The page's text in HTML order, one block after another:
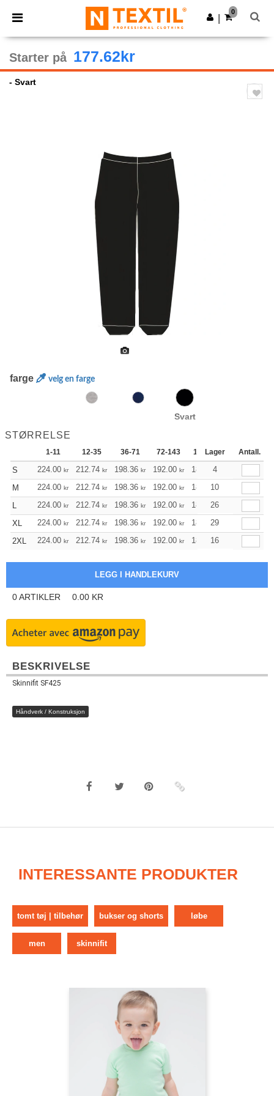
× Ntextil-app
Bedre priser i appen!
Last ned app
0
Starter på 177.62kr
- Svart
farge velg en farge
Svart
STØRRELSE
1-11 12-35 36-71 72-143 144-287 288 +
Lager Antall.
S 224.00 kr 212.74 kr 198.36 kr 192.00 kr 182.414
M
224.00 kr 212.74 kr 198.36 kr 192.00 kr 182.41 kr
10
L
224.00 kr 212.74 kr 198.36 kr 192.00 kr 182.41 kr
26
XL
224.00 kr 212.74 kr 198.36 kr 192.00 kr 182.41 kr
29
2XL
224.00 kr 212.74 kr 198.36 kr 192.00 kr 182.41 kr
16
0ARTIKLER 0.00 KR
BESKRIVELSE
Skinnifit SF425
Håndverk / Konstruksjon
INTERESSANTE PRODUKTER
tomt tøj | tilbehør bukser og shorts løbe
men skinnifit